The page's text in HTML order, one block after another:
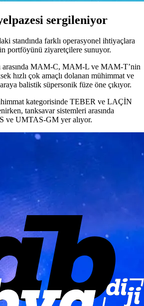
sergileniyor
standında farklı operasyonel ihtiyaçlara
portföyünü ziyaretçilere sunuyor.
arasında MAM-C, MAM-L ve MAM-T’nin
hızlı çok amaçlı dolanan mühimmat ve
balistik süpersonik füze öne çıkıyor.
kategorisinde TEBER ve LAÇİN
tanksavar sistemleri arasında
UMTAS-GM yer alıyor.